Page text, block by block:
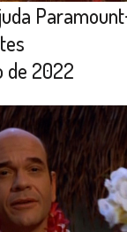
de 2022